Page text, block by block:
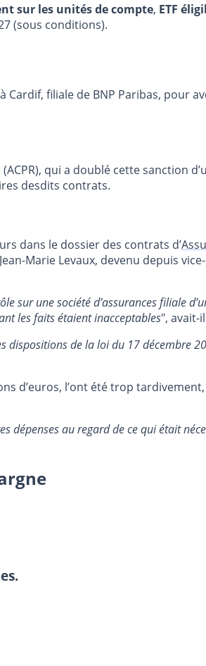
sur les unités de compte, ETF
(sous conditions).
Cardif, filiale de BNP Paribas, pour
qui a doublé cette sanction
desdits contrats.
dans le dossier des contrats d’
Marie Levaux, devenu depuis
sur une société d’assurances filiale
les faits étaient inacceptables", avait-
dispositions de la loi du 17 décembre
d’euros, l’ont été trop
au regard de ce qui était